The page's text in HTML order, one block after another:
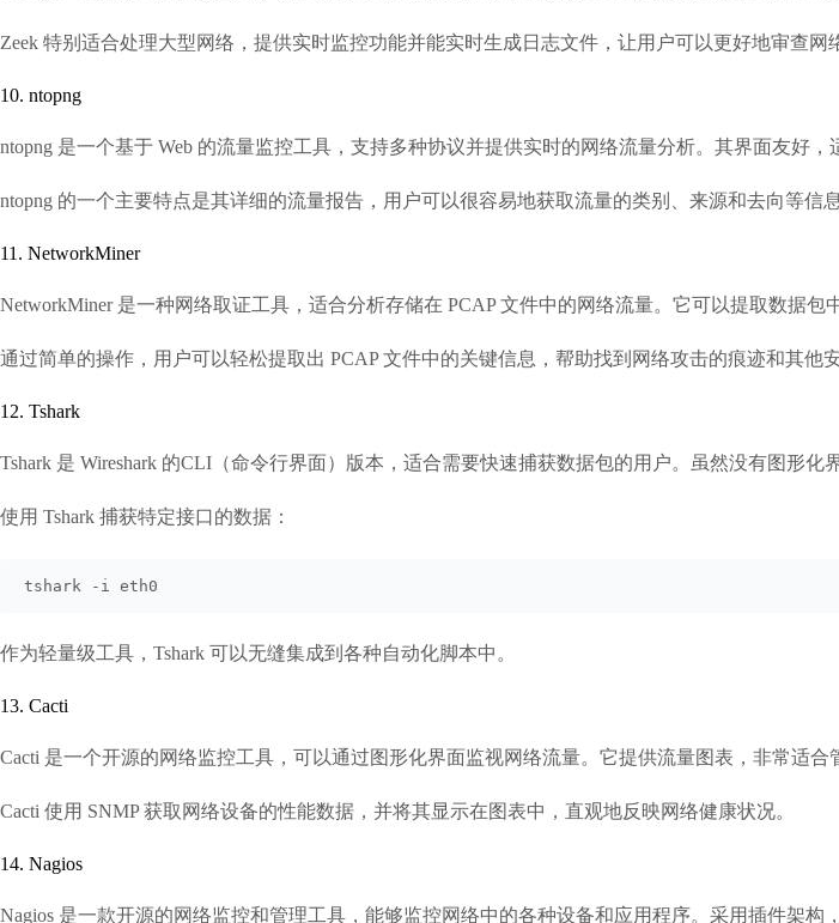
Zeek 特别适合处理大型网络，提供实时监控功能并能实时生成日志文件，让用户可以更好地审查网
10. ntopng
ntopng 是一个基于 Web 的流量监控工具，支持多种协议并提供实时的网络流量分析。其界面友好，
ntopng 的一个主要特点是其详细的流量报告，用户可以很容易地获取流量的类别、来源和去向等信
11. NetworkMiner
NetworkMiner 是一种网络取证工具，适合分析存储在 PCAP 文件中的网络流量。它可以提取数据包
通过简单的操作，用户可以轻松提取出 PCAP 文件中的关键信息，帮助找到网络攻击的痕迹和其他安
12. Tshark
Tshark 是 Wireshark 的CLI（命令行界面）版本，适合需要快速捕获数据包的用户。虽然没有图形化
使用 Tshark 捕获特定接口的数据：
tshark -i eth0
作为轻量级工具，Tshark 可以无缝集成到各种自动化脚本中。
13. Cacti
Cacti 是一个开源的网络监控工具，可以通过图形化界面监视网络流量。它提供流量图表，非常适合
Cacti 使用 SNMP 获取网络设备的性能数据，并将其显示在图表中，直观地反映网络健康状况。
14. Nagios
Nagios 是一款开源的网络监控和管理工具，能够监控网络中的各种设备和应用程序。采用插件架构